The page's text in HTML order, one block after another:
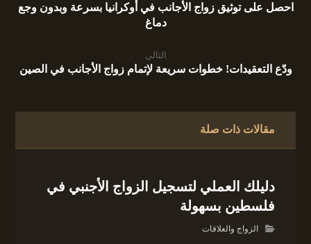
احصل على توثيق زواج الأجانب في أوكرانيا بسرعة وبدون وجع
دماغ
التالي
ودّع التعقيدات! خطوات سريعة لإتمام زواج الأجانب في الصين
مقالات ذات صلة
دليلك العملي لتسجيل الزواج الأجنبي في
فلسطين بسهولة
الزواج والعلاقات